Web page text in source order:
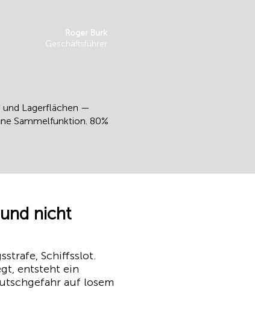
Roger Burk
Geschäftsführer
und Lagerflächen —
Sammelfunktion. 80%
nicht
Schiffsslot.
entsteht ein
auf losem